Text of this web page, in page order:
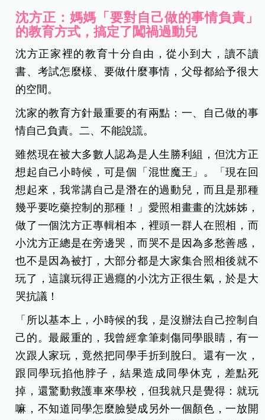
沈方正：媽媽「要對自己做的事情負責」
的教育方式，搞定了闖禍過動兒
沈方正家裡的教育十分自由，從小到大，讀不讀
書、考試怎麼樣、要做什麼事情，父母都給予很大
的空間。
沈家的教育方針最重要的有兩點：一、自己做的事
情自己負責。二、不能說謊。
雖然現在被大多數人認為是人生勝利組，但沈方正
想起自己小時候，可是個「混世魔王」。「現在回
想起來，我常講自己是潛在的過動兒，而且是那種
幾乎要吃藥控制的那種！」 愛照相畫畫的沈姊姊，
做了一個沈方正專輯相本，裡頭一群人在照相，而
小沈方正總是在旁邊哭，而哭不是因為多愁善感，
也不是因為被打，大部分都是大家集合照相後就不
玩了，這讓玩得正過癮的小沈方正很生氣，於是大
哭抗議！
「所以基本上，小時候的我，是沒辦法自己控制自
己的。最嚴重的，我曾經拿筆刺傷同學眼睛，有一
次跟人家玩，竟然把同學手折到脫臼。還有一次，
跟同學玩掐他脖子，結果造成同學休克，差點死
掉，還驚動救護車來學校，但我就只是覺得：就玩
嘛，不知道同學怎麼臉變成另外一個顏色，一放開